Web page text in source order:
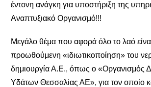
έντονη ανάγκη για υποστήριξη της
Αναπτυξιακό Οργανισμό!!!
Μεγάλο θέμα που αφορά όλο το λαό
προωθούμενη «ιδιωτικοποίηση» του
δημιουργία Α.Ε., όπως ο «Οργανισμός
Υδάτων Θεσσαλίας ΑΕ», για τον οποίο